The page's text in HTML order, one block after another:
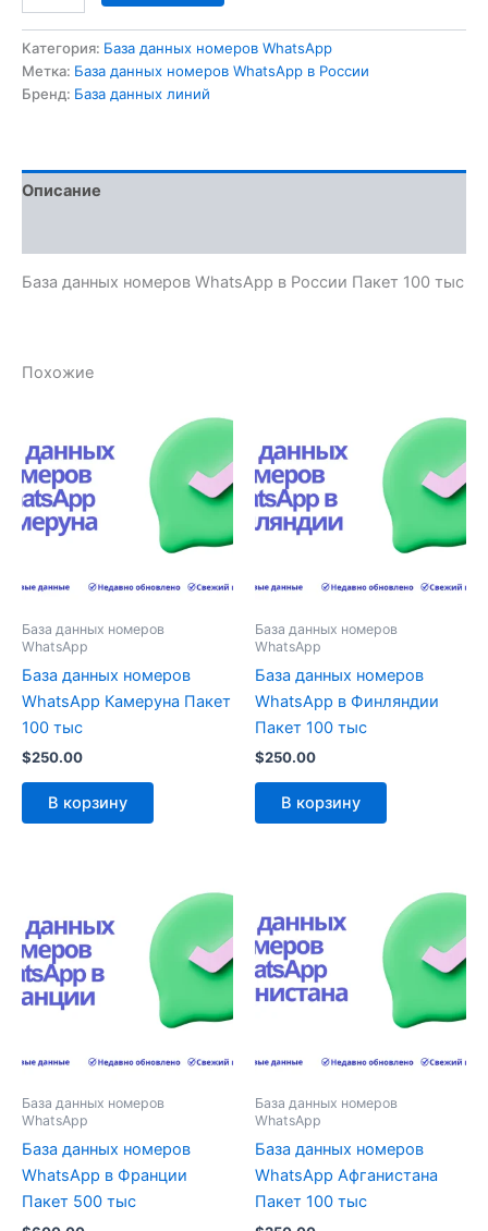
Категория: База данных номеров WhatsApp
Метка: База данных номеров WhatsApp в России
Бренд: База данных линий
Описание
База данных номеров WhatsApp в России Пакет 100 тыс
Похожие
База данных номеров
WhatsApp
База данных номеров
WhatsApp Камеруна Пакет
100 тыс
$250.00
В корзину
База данных номеров
WhatsApp
База данных номеров
WhatsApp в Финляндии
Пакет 100 тыс
$250.00
В корзину
База данных номеров
WhatsApp
База данных номеров
WhatsApp в Франции
Пакет 500 тыс
База данных номеров
WhatsApp
База данных номеров
WhatsApp Афганистана
Пакет 100 тыс